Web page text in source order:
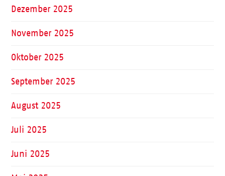
Dezember 2025
November 2025
Oktober 2025
September 2025
August 2025
Juli 2025
Juni 2025